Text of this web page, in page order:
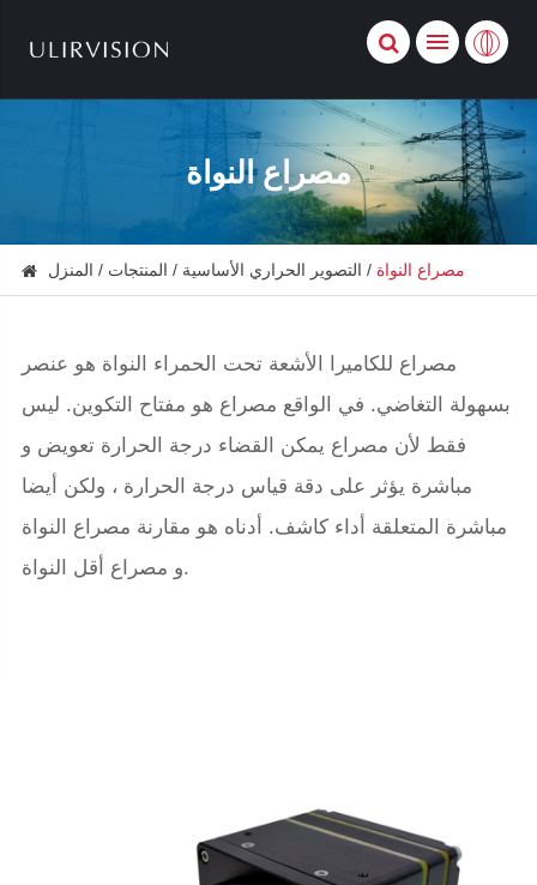
مصراع النواة
المنزل المنتجات التصوير الحراري الأساسية مصراع النواة
مصراع للكاميرا الأشعة تحت الحمراء النواة هو عنصر
بسهولة التغاضي. في الواقع مصراع هو مفتاح التكوين. ليس
فقط لأن مصراع يمكن القضاء درجة الحرارة تعويض و
مباشرة يؤثر على دقة قياس درجة الحرارة ، ولكن أيضا
مباشرة المتعلقة أداء كاشف. أدناه هو مقارنة مصراع النواة
و مصراع أقل النواة.